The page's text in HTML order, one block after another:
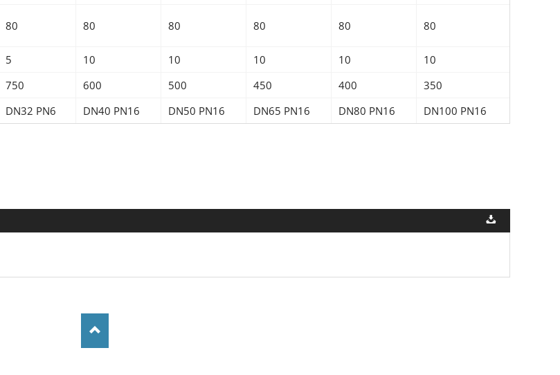
80 80 80 80 80 80
5 10 10 10 10
10
750 600 500 450 400
350
DN32 PN6 DN40 PN16 DN50 PN16 DN65 PN16 DN80 PN16 DN100 PN16